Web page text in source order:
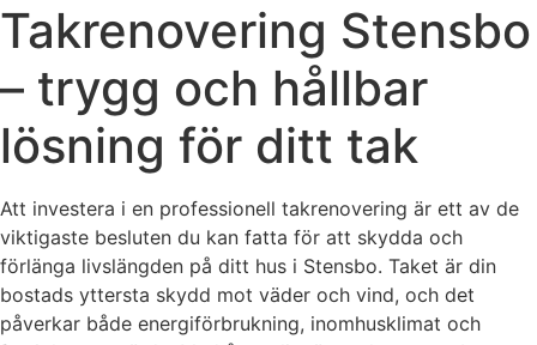
Takrenovering Stensbo
– trygg och hållbar
lösning för ditt tak
Att investera i en professionell takrenovering är ett av de
viktigaste besluten du kan fatta för att skydda och
förlänga livslängden på ditt hus i Stensbo. Taket är din
bostads yttersta skydd mot väder och vind, och det
påverkar både energiförbrukning, inomhusklimat och